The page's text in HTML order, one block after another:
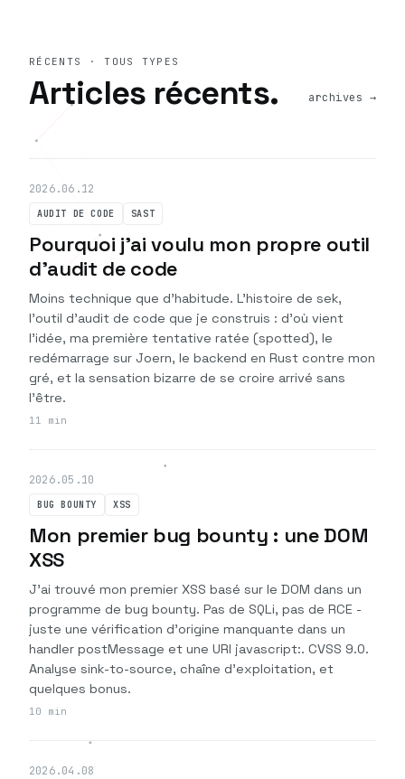
RÉCENTS · TOUS TYPES
Articles récents. archives →
2026.06.12
AUDIT DE CODE SAST
Pourquoi j'ai voulu mon propre outil
d'audit de code
Moins technique que d'habitude. L'histoire de sek,
l'outil d'audit de code que je construis : d'où vient
l'idée, ma première tentative ratée (spotted), le
redémarrage sur Joern, le backend en Rust contre mon
gré, et la sensation bizarre de se croire arrivé sans
l'être.
11 min
2026.05.10
BUG BOUNTY XSS
Mon premier bug bounty : une DOM
XSS
J'ai trouvé mon premier XSS basé sur le DOM dans un
programme de bug bounty. Pas de SQLi, pas de RCE -
juste une vérification d'origine manquante dans un
handler postMessage et une URI javascript:. CVSS 9.0.
Analyse sink-to-source, chaîne d'exploitation, et
quelques bonus.
10 min
2026.04.08